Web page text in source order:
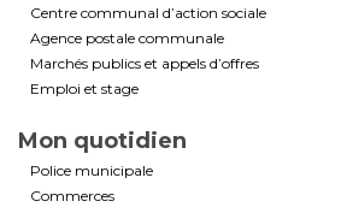
Centre communal d’action sociale
Agence postale communale
Marchés publics et appels d’offres
Emploi et stage
Mon quotidien
Police municipale
Commerces